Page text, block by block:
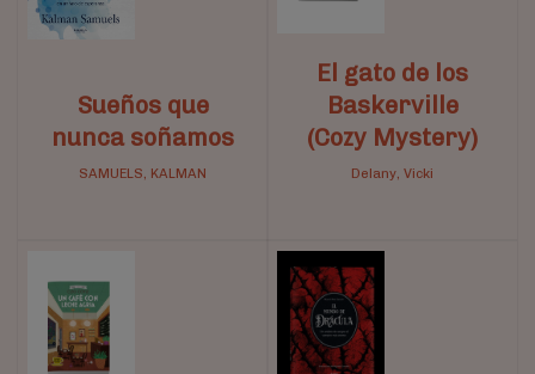
Sueños que
nunca soñamos
SAMUELS, KALMAN
El gato de los
Baskerville
(Cozy Mystery)
Delany, Vicki